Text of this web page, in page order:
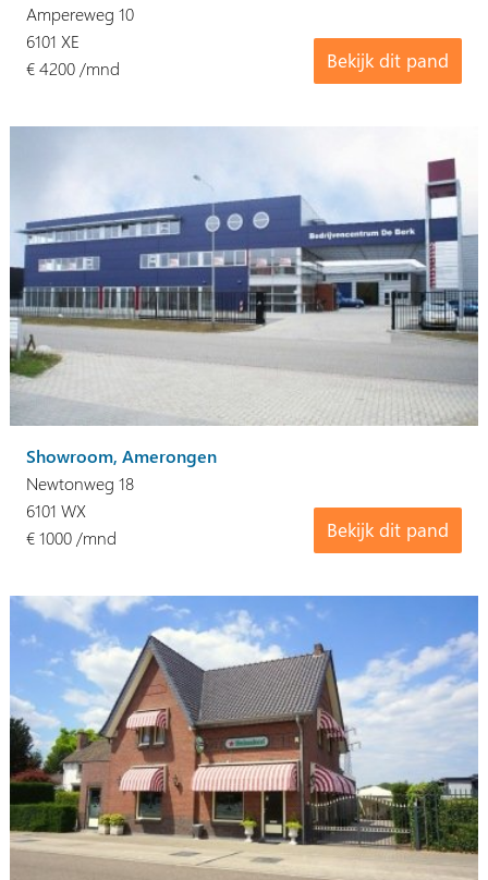
Ampereweg 10
Bekijk dit pand
6101 XE
€ 4200 /mnd
Showroom, Amerongen
Newtonweg 18
Bekijk dit pand
6101 WX
€ 1000 /mnd